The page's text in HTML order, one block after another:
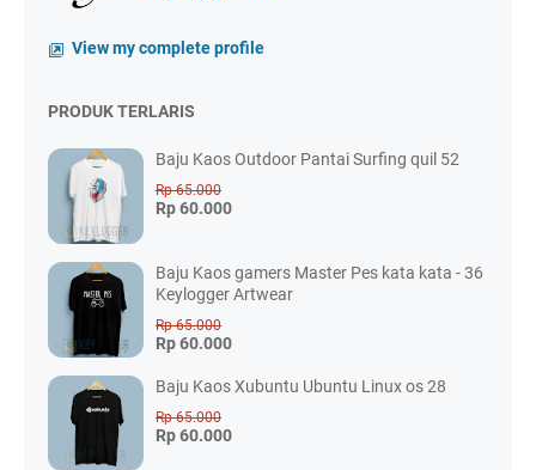
View my complete profile
PRODUK TERLARIS
Baju Kaos Outdoor Pantai Surfing quil 52
Rp 65.000
Rp 60.000
Baju Kaos gamers Master Pes kata kata - 36
Keylogger Artwear
Rp 65.000
Rp 60.000
Baju Kaos Xubuntu Ubuntu Linux os 28
Rp 65.000
Rp 60.000